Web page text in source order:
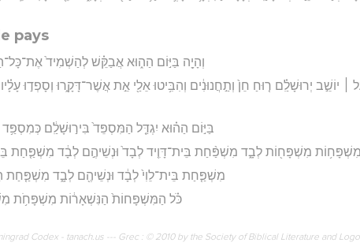
pays
וְהָיָ֖ה בַּיּ֣וֹם הַה֑וּא אֲבַקֵּ֗שׁ לְהַשְׁמִיד֙
׀ יוֹשֵׁ֣ב יְרוּשָׁלִַ֗ם ר֤וּחַ חֵן֙ וְתַ֣חֲנוּנִ֔ים וְהִבִּ֥יטוּ אֵלַ֖י אֵ֣ת אֲשֶׁר־דָּקָ֑רוּ וְסָפְד֣וּ
בַּיּ֣וֹם הַה֗וּא יִגְדַּ֤ל הַמִּסְפֵּד֙ בִּיר֣וּשָׁלִַ֔ם כְּמִסְפַּ֥ד
מִשְׁפָּח֖וֹת לְבָ֑ד מִשְׁפַּ֨חַת בֵּית־דָּוִ֤יד לְבָד֙ וּנְשֵׁיהֶ֣ם לְבָ֔ד מִשְׁפַּ֤חַת
מִשְׁפַּ֤חַת בֵּית־לֵוִי֙ לְבָ֔ד וּנְשֵׁיהֶ֖ם לְבָ֑ד מִשְׁפַּ֤חַת
כֹּ֗ל הַמִּשְׁפָּחוֹת֙ הַנִּשְׁאָר֔וֹת מִשְׁפָּחֹ֥ת
Codex - tanach.us --- Grec : © 2010 by the Society of Biblical Literature and